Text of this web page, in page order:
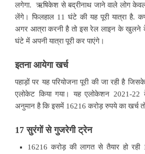
लगेगा. ऋषिकेश से बद्रीनाथ जाने वाले लोग
लेंगे। फिलहाल 11 घंटे की यह पूरी यात्रा है.
अगर आत्रा करनी है तो इस रेल लाइन के खुलने
घंटे में अपनी यात्रा पूरी कर पाएंगे।
इतना आयेगा खर्च
पहाड़ों पर यह परियोजना पूरी की जा रही है
एलोकेट किया गया। यह एलोकेशन 2021-22
अनुमान है कि इसमें 16216 करोड़ रुपये का खर्च
17 सुरंगों से गुजरेगी ट्रेन
16216 करोड़ की लागत से तैयार हो